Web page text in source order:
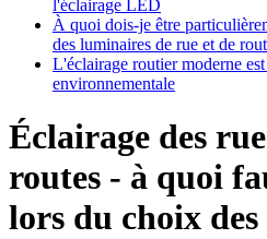
l'éclairage LED
À quoi dois-je être
des luminaires de rue et de
L'éclairage routier moderne
environnementale
Éclairage des
routes - à quoi
lors du choix